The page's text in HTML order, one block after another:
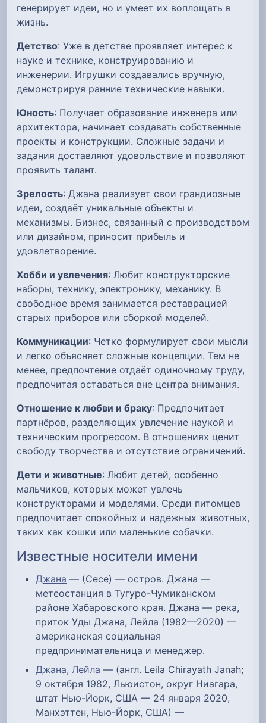
генерирует идеи, но и умеет их воплощать в
жизнь.
Детство: Уже в детстве проявляет интерес к
науке и технике, конструированию и
инженерии. Игрушки создавались вручную,
демонстрируя ранние технические навыки.
Юность: Получает образование инженера или
архитектора, начинает создавать собственные
проекты и конструкции. Сложные задачи и
задания доставляют удовольствие и позволяют
проявить талант.
Зрелость: Джана реализует свои грандиозные
идеи, создаёт уникальные объекты и
механизмы. Бизнес, связанный с производством
или дизайном, приносит прибыль и
удовлетворение.
Хобби и увлечения: Любит конструкторские
наборы, технику, электронику, механику. В
свободное время занимается реставрацией
старых приборов или сборкой моделей.
Коммуникации: Четко формулирует свои мысли
и легко объясняет сложные концепции. Тем не
менее, предпочтение отдаёт одиночному труду,
предпочитая оставаться вне центра внимания.
Отношение к любви и браку: Предпочитает
партнёров, разделяющих увлечение наукой и
техническим прогрессом. В отношениях ценит
свободу творчества и отсутствие ограничений.
Дети и животные: Любит детей, особенно
мальчиков, которых может увлечь
конструкторами и моделями. Среди питомцев
предпочитает спокойных и надежных животных,
таких как кошки или маленькие собачки.
Известные носители имени
Джана — (Сесе) — остров. Джана —
метеостанция в Тугуро-Чумиканском
районе Хабаровского края. Джана — река,
приток Уды Джана, Лейла (1982—2020) —
американская социальная
предпринимательница и менеджер.
Джана, Лейла — (англ. Leila Chirayath Janah;
9 октября 1982, Льюистон, округ Ниагара,
штат Нью-Йорк, США — 24 января 2020,
Манхэттен, Нью-Йорк, США) —